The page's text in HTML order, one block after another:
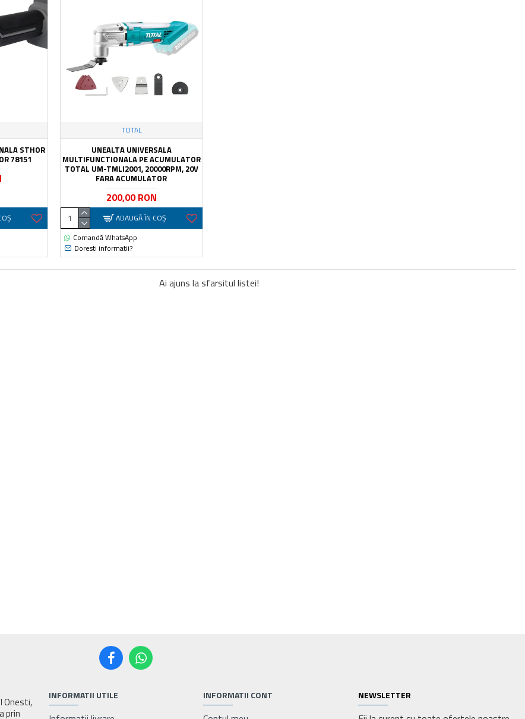
STHOR
78151
TOTAL
UNEALTA UNIVERSALA
MULTIFUNCTIONALA PE ACUMULATOR
TOTAL UM-TMLI2001, 20000RPM, 20V
FARA ACUMULATOR
200,00 RON
ADAUGĂ ÎN COŞ
Comandă WhatsApp
Doresti informatii?
Ai ajuns la sfarsitul listei!
Onesti,
prin
INFORMATII UTILE INFORMATII CONT NEWSLETTER